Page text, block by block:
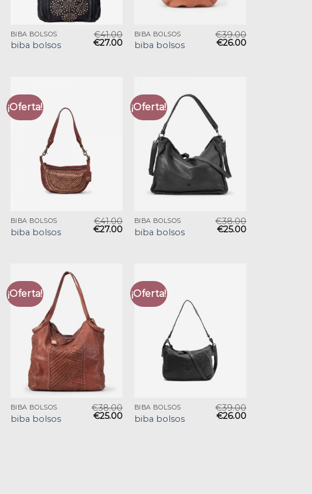
BIBA BOLSOS
biba bolsos
€41.00
€27.00
BIBA BOLSOS
biba bolsos
€39.00
€26.00
¡Oferta!
BIBA BOLSOS
biba bolsos
€41.00
€27.00
¡Oferta!
BIBA BOLSOS
biba bolsos
€38.00
€25.00
¡Oferta!
BIBA BOLSOS
biba bolsos
€38.00
€25.00
¡Oferta!
BIBA BOLSOS
biba bolsos
€39.00
€26.00